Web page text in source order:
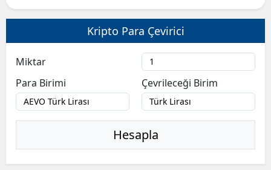
Bitlis
Bolu
Bursa
Kripto Para Çevirici
Miktar
Para Birimi
Çevrileceği Birim
Hesapla